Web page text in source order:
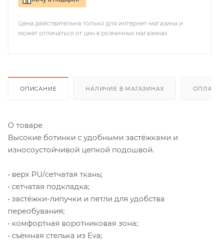
Цена действительна только для интернет-магазина и
может отличаться от цен в розничных магазинах
ОПИСАНИЕ НАЛИЧИЕ В МАГАЗИНАХ
О товаре
Высокие ботинки с удобными застёжками и
износоустойчивой цепкой подошвой.
• верх PU/сетчатая ткань;
• сетчатая подкладка;
• застёжки-липучки и петли для удобства
переобувания;
• комфортная воротниковая зона;
• съёмная стелька из Eva;